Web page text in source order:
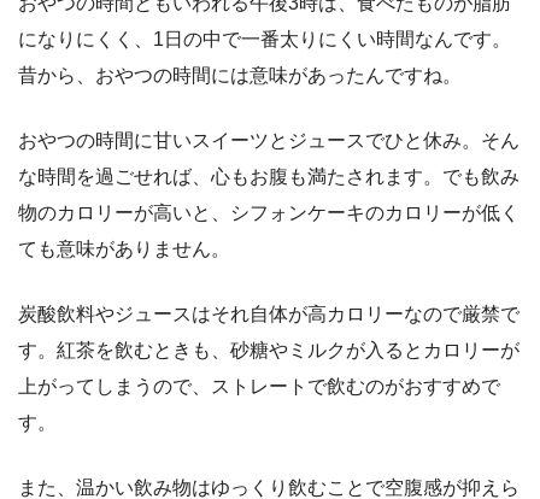
になりにくく、1日の中で一番太りにくい時間なんです。
昔から、おやつの時間には意味があったんですね。
おやつの時間に甘いスイーツとジュースでひと休み。そん
な時間を過ごせれば、心もお腹も満たされます。でも飲み
物のカロリーが高いと、シフォンケーキのカロリーが低く
ても意味がありません。
炭酸飲料やジュースはそれ自体が高カロリーなので厳禁で
す。紅茶を飲むときも、砂糖やミルクが入るとカロリーが
上がってしまうので、ストレートで飲むのがおすすめで
す。
また、温かい飲み物はゆっくり飲むことで空腹感が抑えら